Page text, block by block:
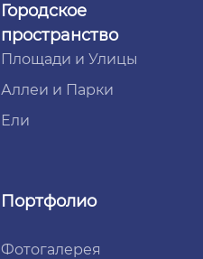
Городское
пространство
Площади и Улицы
Аллеи и Парки
Ели
Портфолио
Фотогалерея